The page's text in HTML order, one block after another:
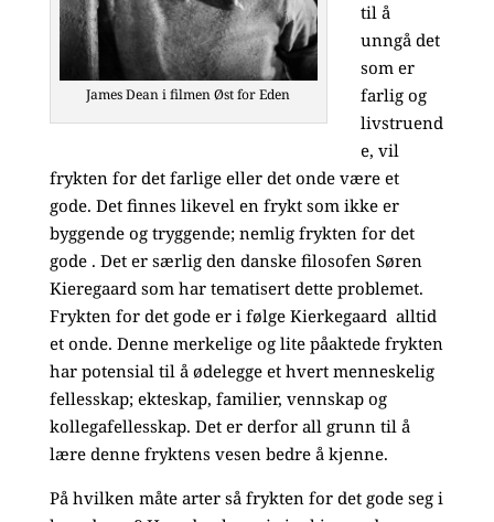
James Dean i filmen Øst for Eden
til å
unngå det
som er
farlig og
livstruend
e, vil
frykten for det farlige eller det onde være et
gode. Det finnes likevel en frykt som ikke er
byggende og tryggende; nemlig frykten for det
gode . Det er særlig den danske filosofen Søren
Kieregaard som har tematisert dette problemet.
Frykten for det gode er i følge Kierkegaard alltid
et onde. Denne merkelige og lite påaktede frykten
har potensial til å ødelegge et hvert menneskelig
fellesskap; ekteskap, familier, vennskap og
kollegafellesskap. Det er derfor all grunn til å
lære denne fryktens vesen bedre å kjenne.
På hvilken måte arter så frykten for det gode seg i